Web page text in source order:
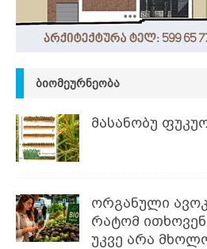
ᲑᲘᲝᲛᲔᲣᲠᲜᲔᲝᲑᲐ
მასანობუ
ორგანული
რატომ
უკვე არა